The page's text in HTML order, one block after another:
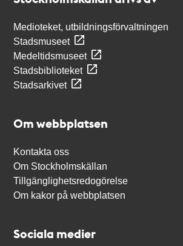
Medioteket, utbildningsförvaltningen
Stadsmuseet
Medeltidsmuseet
Stadsbiblioteket
Stadsarkivet
Om webbplatsen
Kontakta oss
Om Stockholmskällan
Tillgänglighetsredogörelse
Om kakor på webbplatsen
Sociala medier